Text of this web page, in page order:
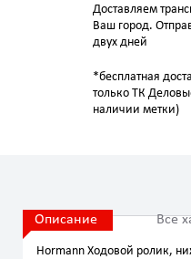
Доставляем
Ваш город.
двух дней
*бесплатная
только ТК
наличии метки)
Описание Все
Hormann Ходовой ролик,